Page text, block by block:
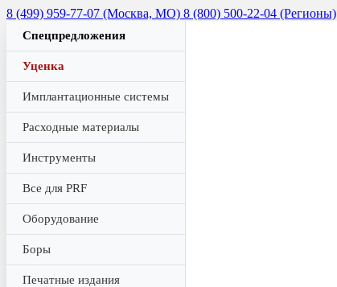
8 (499) 959-77-07 (Москва, МО) 8 (800) 500-22-04 (Регионы)
Спецпредложения
Уценка
Имплантационные системы
Расходные материалы
Инструменты
Все для PRF
Оборудование
Боры
Печатные издания